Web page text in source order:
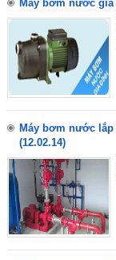
Máy bơm nước
Máy bơm nước
(12.02.14)